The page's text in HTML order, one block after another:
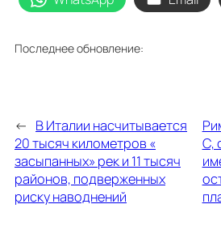
Последнее обновление:
← В Италии насчитывается
20 тысяч километров «
засыпанных» рек и 11 тысяч
районов, подверженных
риску наводнений
C,